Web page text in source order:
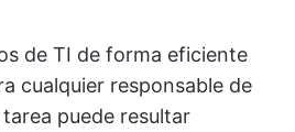
de TI de forma eficiente
cualquier responsable de
puede resultar